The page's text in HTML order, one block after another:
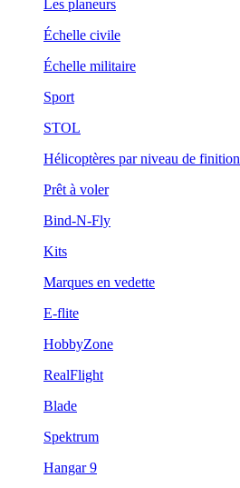
Les planeurs
Échelle civile
Échelle militaire
Sport
STOL
Hélicoptères par niveau de finition
Prêt à voler
Bind-N-Fly
Kits
Marques en vedette
E-flite
HobbyZone
RealFlight
Blade
Spektrum
Hangar 9